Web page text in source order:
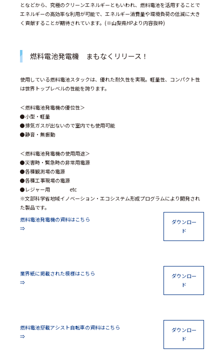
となどから、究極のクリーンエネルギーともいわれ、燃料電池を活用することで
エネルギーの高効率な利用が可能で、エネルギー消費量や環境負荷の低減に大き
く貢献することが期待されています。(※山梨県HPより内容抜粋)
燃料電池発電機 まもなくリリース！
使用している燃料電池スタックは、優れた耐久性を実現。軽量性、コンパクト性
は世界トップレベルの性能を誇ります。
＜燃料電池発電機の優位性＞
●小型・軽量
●排気ガスが出ないので室内でも使用可能
●静音・無振動
＜燃料電池発電機の使用用途＞
●災害時・緊急時の非常用電源
●各種観測場の電源
●各種工事現場の電源
●レジャー用 etc
※文部科学省地域イノベーション・エコシステム形成プログラムにより開発され
た製品です。
燃料電池発電機の資料はこちら
⇒
ダウンロー
ド
業界紙に掲載された模様はこちら
⇒
ダウンロー
ド
燃料電池搭載アシスト自転車の資料はこちら
⇒
ダウンロー
ド